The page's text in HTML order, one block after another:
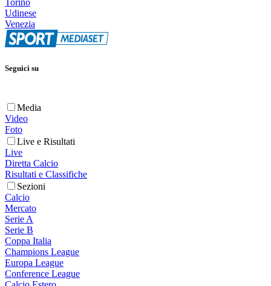
Torino
Udinese
Venezia
Seguici su
Media
Video
Foto
Live e Risultati
Live
Diretta Calcio
Risultati e Classifiche
Sezioni
Calcio
Mercato
Serie A
Serie B
Coppa Italia
Champions League
Europa League
Conference League